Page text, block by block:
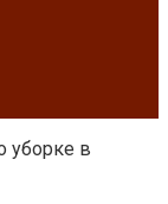
уборке в